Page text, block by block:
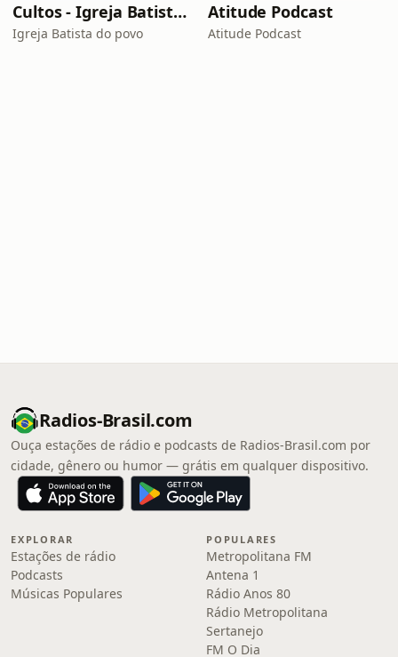
Cultos - Igreja Batista do Povo
Igreja Batista do povo
Atitude Podcast
Atitude Podcast
Radios-Brasil.com
Ouça estações de rádio e podcasts de Radios-Brasil.com por
cidade, gênero ou humor — grátis em qualquer dispositivo.
EXPLORAR
Estações de rádio
Podcasts
Músicas Populares
POPULARES
Metropolitana FM
Antena 1
Rádio Anos 80
Rádio Metropolitana
Sertanejo
FM O Dia